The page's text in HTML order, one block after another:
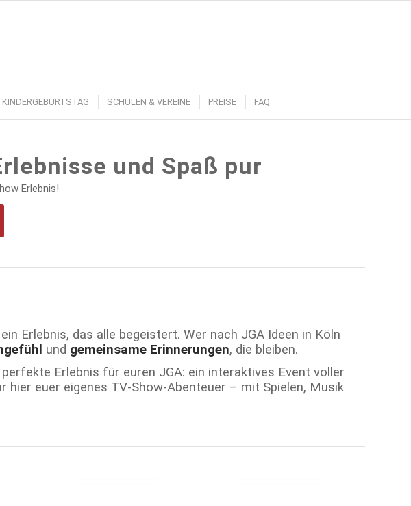
KINDERGEBURTSTAG SCHULEN & VEREINE PREISE FAQ
und Spaß pur
Erlebnis!
Erlebnis, das alle begeistert. Wer nach JGA Ideen in Köln
und gemeinsame Erinnerungen, die bleiben.
Erlebnis für euren JGA: ein interaktives Event voller
euer eigenes TV-Show-Abenteuer – mit Spielen, Musik